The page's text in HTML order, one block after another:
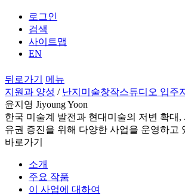
로그인
검색
사이트맵
EN
뒤로가기
메뉴
지원과 양성 / 난지미술창작스튜디오 입주
윤지영 Jiyoung Yoon
한국 미술계 발전과 현대미술의 저변 확대,
유권 증진을 위해 다양한 사업을 운영하고
바로가기
소개
주요 작품
이 사업에 대하여